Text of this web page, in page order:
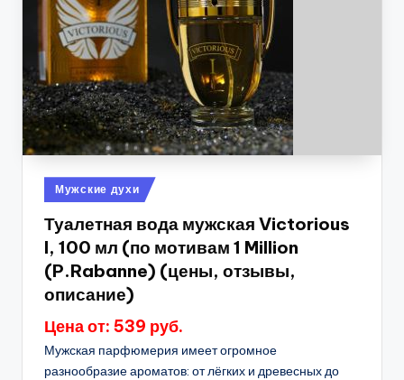
Опубликовано
в
Мужские духи
Туалетная вода мужская Victorious
I, 100 мл (по мотивам 1 Million
(P.Rabanne) (цены, отзывы,
описание)
Цена от: 539 руб.
Мужская парфюмерия имеет огромное
разнообразие ароматов: от лёгких и древесных до